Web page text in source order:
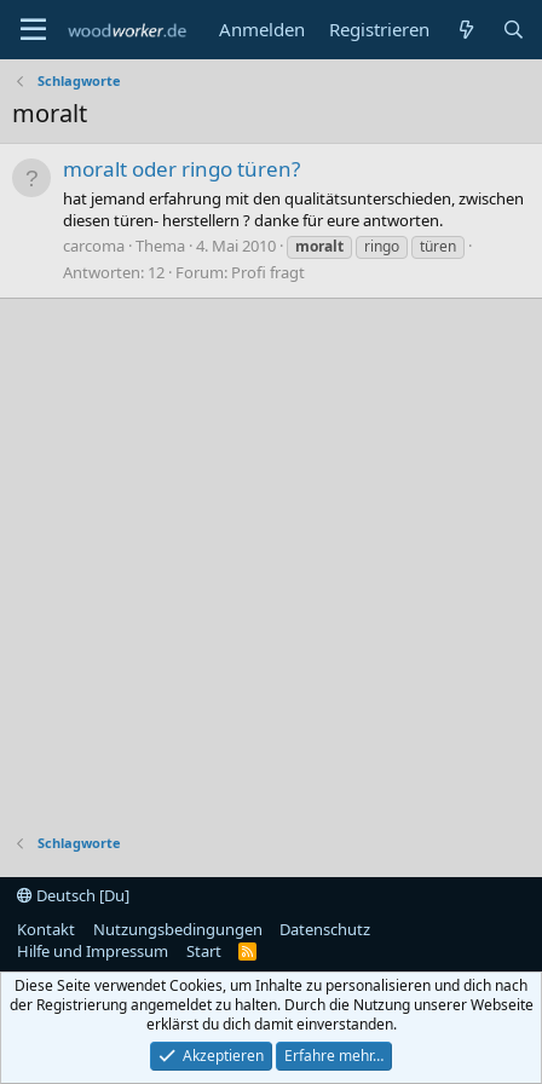
Anmelden Registrieren
Schlagworte
moralt
moralt oder ringo türen?
hat jemand erfahrung mit den qualitätsunterschieden, zwischen
diesen türen- herstellern ? danke für eure antworten.
carcoma Thema 4. Mai 2010 moralt ringo türen
Antworten: 12 Forum: Profi fragt
Schlagworte
Deutsch [Du]
Kontakt
Nutzungsbedingungen
Datenschutz
Hilfe und Impressum
Start
R
S
Diese Seite verwendet Cookies, um Inhalte zu personalisieren und dich nach
der Registrierung angemeldet zu halten. Durch die Nutzung unserer Webseite
erklärst du dich damit einverstanden.
Akzeptieren
Erfahre mehr…